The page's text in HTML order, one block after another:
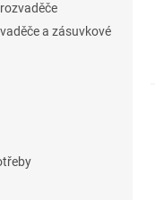
a zásuvkové